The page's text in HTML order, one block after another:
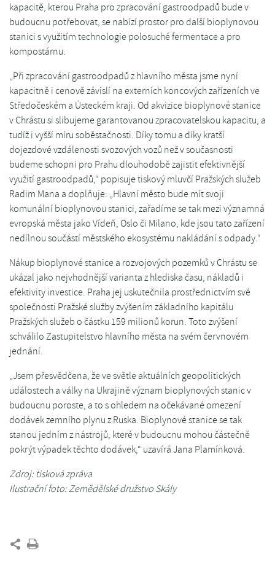
kapacitě, kterou Praha pro zpracování gastroodpadů bude v
budoucnu potřebovat, se nabízí prostor pro další bioplynovou
stanici s využitím technologie polosuché fermentace a pro
kompostárnu.
„Při zpracování gastroodpadů z hlavního města jsme nyní
kapacitně i cenově závislí na externích koncových zařízeních ve
Středočeském a Ústeckém kraji. Od akvizice bioplynové stanice
v Chrástu si slibujeme garantovanou zpracovatelskou kapacitu, a
tudíž i vyšší míru soběstačnosti. Díky tomu a díky kratší
dojezdové vzdálenosti svozových vozů než v současnosti
budeme schopni pro Prahu dlouhodobě zajistit efektivnější
využití gastroodpadů,“ popisuje tiskový mluvčí Pražských služeb
Radim Mana a doplňuje: „Hlavní město bude mít svoji
komunální bioplynovou stanici, zařadíme se tak mezi významná
evropská města jako Vídeň, Oslo či Milano, kde jsou tato zařízení
nedílnou součástí městského ekosystému nakládání s odpady.“
Nákup bioplynové stanice a rozvojových pozemků v Chrástu se
ukázal jako nejvhodnější varianta z hlediska času, nákladů i
efektivity investice. Praha jej uskutečnila prostřednictvím své
společnosti Pražské služby zvýšením základního kapitálu
Pražských služeb o částku 159 milionů korun. Toto zvýšení
schválilo Zastupitelstvo hlavního města na svém červnovém
jednání.
„Jsem přesvědčena, že ve světle aktuálních geopolitických
událostech a války na Ukrajině význam bioplynových stanic v
budoucnu poroste, a to s ohledem na očekávané omezení
dodávek zemního plynu z Ruska. Bioplynové stanice se tak
stanou jedním z nástrojů, které v budoucnu mohou částečně
pokrýt výpadek těchto dodávek,“ uzavírá Jana Plamínková.
Zdroj: tisková zpráva
Ilustrační foto: Zemědělské družstvo Skály